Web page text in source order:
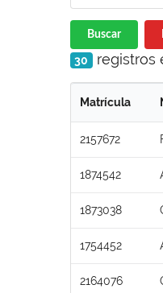
Buscar
30 registros
Matrícula
2157672
1874542
1873038
1754452
2164076